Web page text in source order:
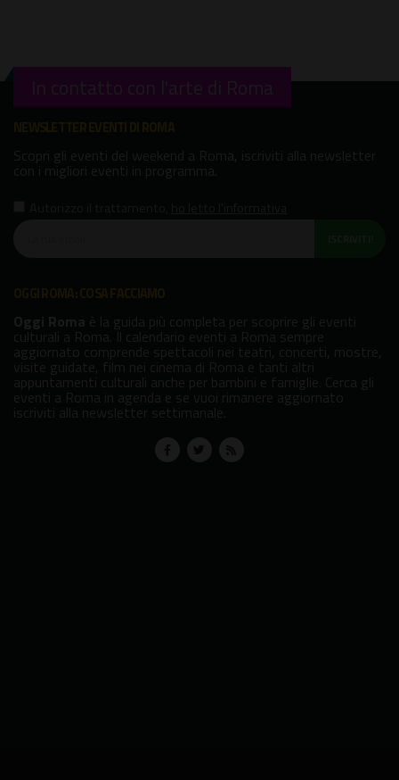
In contatto con l'arte di Roma